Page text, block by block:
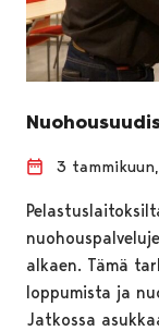
3
alkaen. Tämä
loppumista ja
Jatkossa